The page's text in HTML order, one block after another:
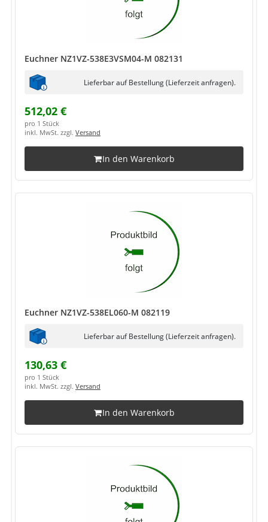
Euchner NZ1VZ-538E3VSM04-M 082131
Lieferbar auf Bestellung (Lieferzeit anfragen).
512,02 €
pro 1 Stück
inkl. MwSt. zzgl. Versand
In den Warenkorb
Euchner NZ1VZ-538EL060-M 082119
Lieferbar auf Bestellung (Lieferzeit anfragen).
130,63 €
pro 1 Stück
inkl. MwSt. zzgl. Versand
In den Warenkorb